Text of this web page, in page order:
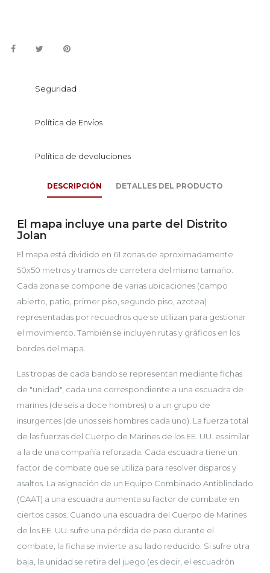
Seguridad
Política de Envíos
Política de devoluciones
DESCRIPCIÓN DETALLES DEL PRODUCTO
El mapa incluye una parte del Distrito
Jolan
El mapa está dividido en 61 zonas de aproximadamente
50x50 metros y tramos de carretera del mismo tamaño.
Cada zona se compone de varias ubicaciones (campo
abierto, patio, primer piso, segundo piso, azotea)
representadas por recuadros que se utilizan para gestionar
el movimiento. También se incluyen rutas y gráficos en los
bordes del mapa.
Las tropas de cada bando se representan mediante fichas
de "unidad", cada una correspondiente a una escuadra de
marines (de seis a doce hombres) o a un grupo de
insurgentes (de unos seis hombres cada uno). La fuerza total
de las fuerzas del Cuerpo de Marines de los EE. UU. es similar
a la de una compañía reforzada. Cada escuadra tiene un
factor de combate que se utiliza para resolver disparos y
asaltos. La asignación de un Equipo Combinado Antiblindado
(CAAT) a una escuadra aumenta su factor de combate en
ciertos casos. Cuando una escuadra del Cuerpo de Marines
de los EE. UU. sufre una pérdida de paso durante el
combate, la ficha se invierte a su lado reducido. Si sufre otra
baja, la unidad se retira del juego (es decir, el escuadrón